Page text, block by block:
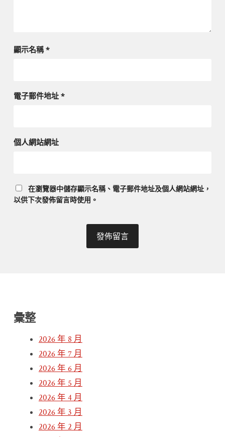
顯示名稱*
電子郵件地址 *
個人網站網址
在瀏覽器中儲存顯示名稱、電子郵件地址及個人網站網址，
以供下次發佈留言時使用。
彙整
2026 年 8 月
2026 年 7 月
2026 年 6 月
2026 年 5 月
2026 年 4 月
2026 年 3 月
2026 年 2 月